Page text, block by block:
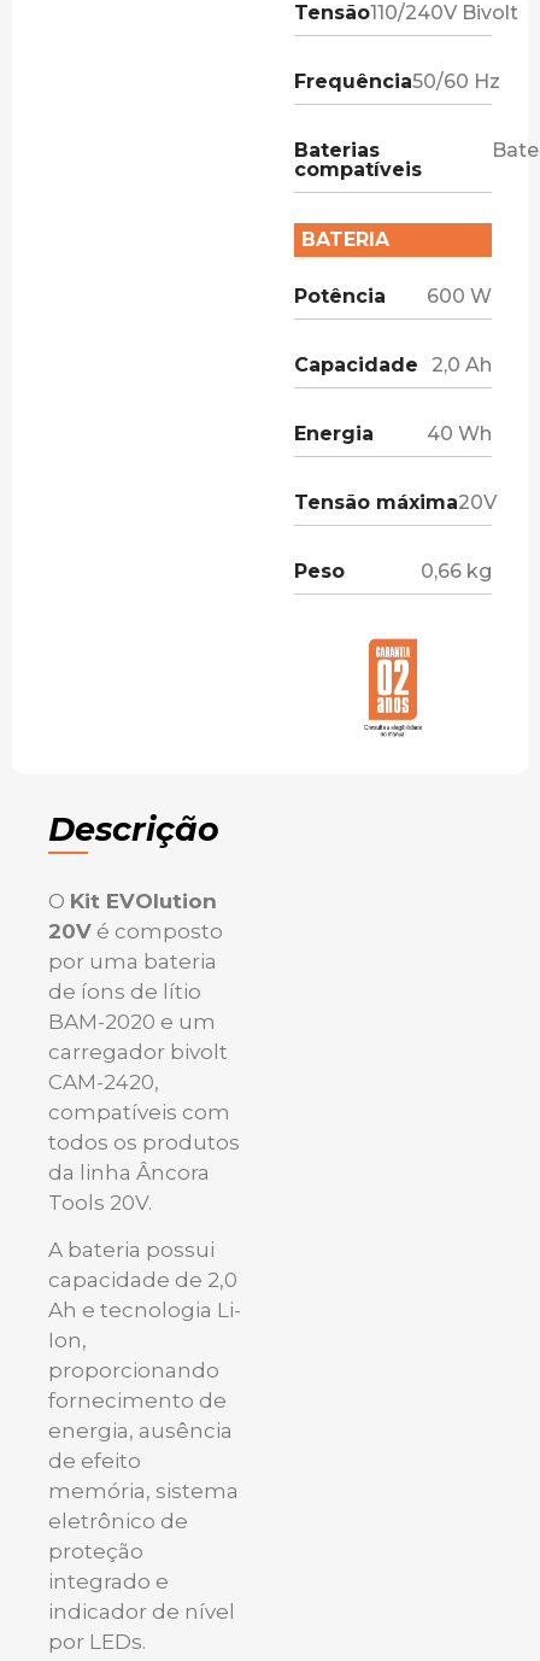
Tensão110/240V Bivolt
Frequência50/60 Hz
Baterias
compatíveis
BATERIA
Potência 600 W
Capacidade 2,0 Ah
Energia 40 Wh
Tensão máxima20V
Peso 0,66 kg
Descrição
O Kit EVOlution
20V é composto
por uma bateria
de íons de lítio
BAM-2020 e um
carregador bivolt
CAM-2420,
compatíveis com
todos os produtos
da linha Âncora
Tools 20V.
A bateria possui
capacidade de 2,0
Ah e tecnologia Li-
Ion,
proporcionando
fornecimento de
energia, ausência
de efeito
memória, sistema
eletrônico de
proteção
integrado e
indicador de nível
por LEDs.